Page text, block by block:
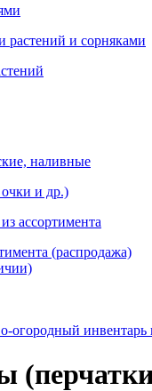
растений и сорняками
наливные
и др.)
ассортимента
(распродажа)
огородный инвентарь